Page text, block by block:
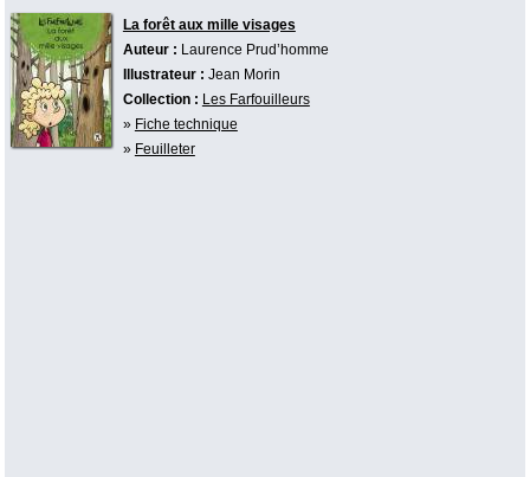
La forêt aux mille visages
Auteur : Laurence Prud’homme
Illustrateur : Jean Morin
Collection : Les Farfouilleurs
» Fiche technique
» Feuilleter